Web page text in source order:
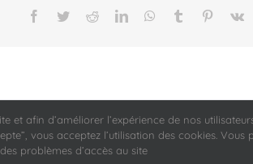
Facebook
TwitterRedditLinkedInWhatsApp
Tumblr Pinterest
Vk
légales
afin d’améliorer l’expérience de nos
vous acceptez l’utilisation des cookies.
problèmes d’accès au site